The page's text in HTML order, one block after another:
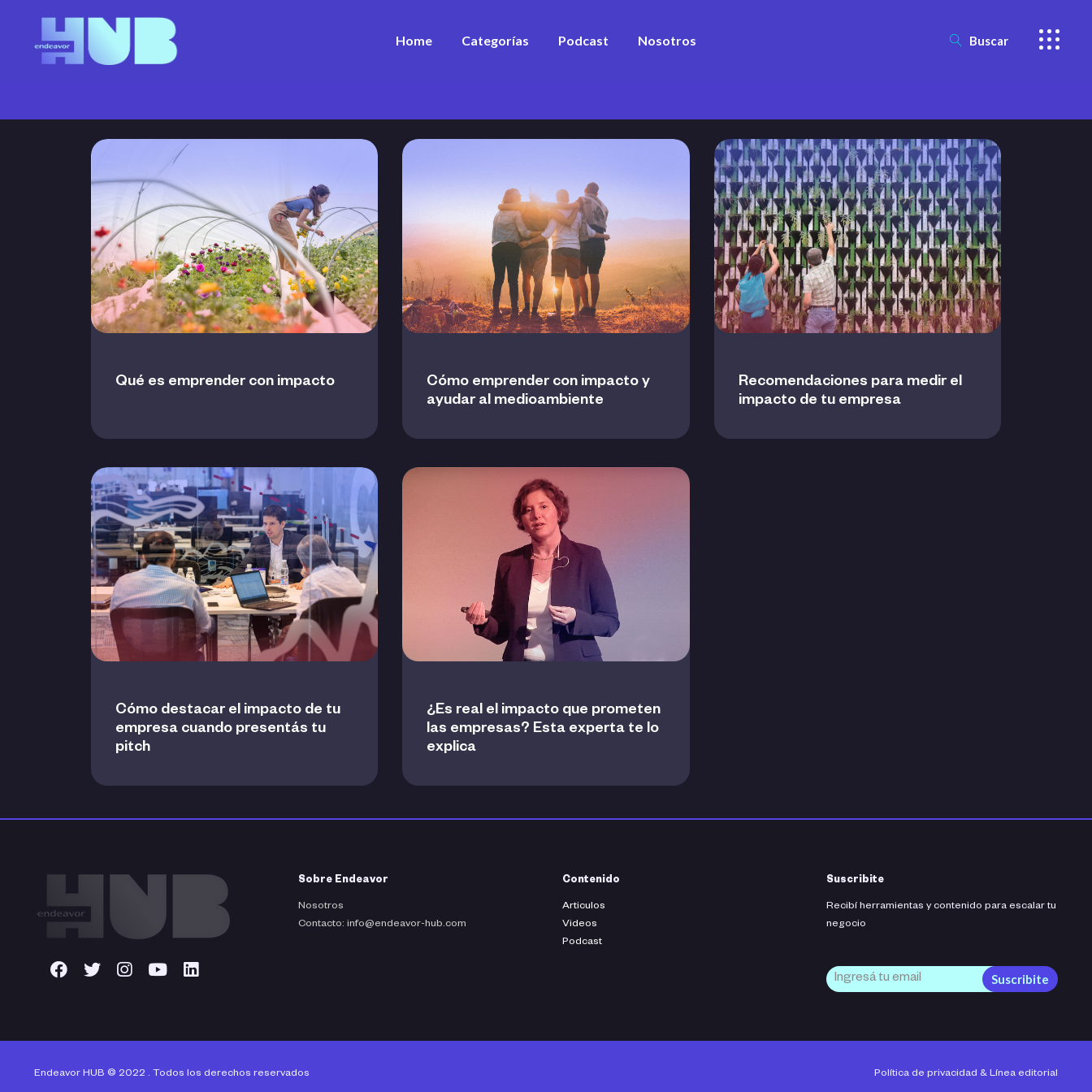
Home Categorías
Desarrollo Personal
Sustentabilidad
Marketing & ventas
Innovación
Financiamiento
Ver todos los artículos
Podcast Nosotros Buscar
Qué es emprender con impacto
Cómo emprender con impacto y
ayudar al medioambiente
Recomendaciones para medir el
impacto de tu empresa
Cómo destacar el impacto de tu
empresa cuando presentás tu
pitch
¿Es real el impacto que prometen
las empresas? Esta experta te lo
explica
Sobre Endeavor
Nosotros
Contacto: info@endeavor-hub.com
Contenido
Articulos
Videos
Podcast
Suscribite
Recibí herramientas y contenido para escalar tu
negocio
Suscribite
Endeavor HUB © 2022 . Todos los derechos reservados Política de privacidad & Línea editorial